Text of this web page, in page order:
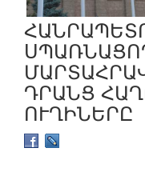
ԴՐԱՆՑ
ՈՒՂԻՆԵՐԸ